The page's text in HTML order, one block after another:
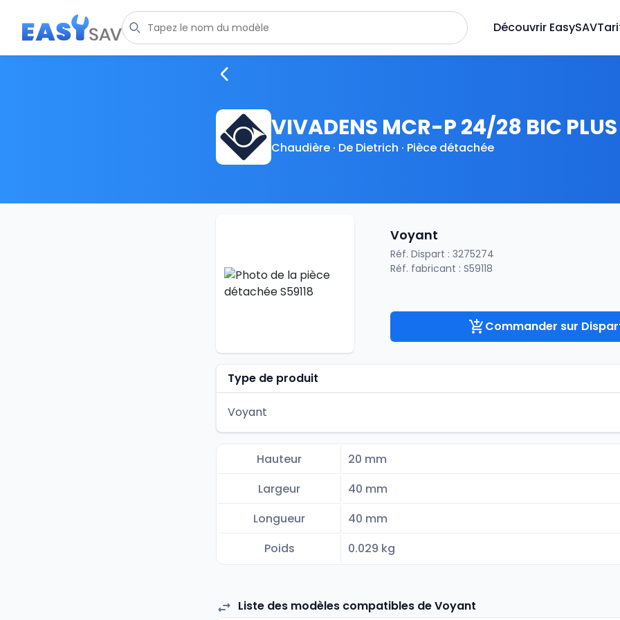
Découvrir EasySAV
VIVADENS MCR-P 24/28 BIC PLUS
Chaudière · De Dietrich · Pièce détachée
Voyant
Réf. Dispart : 3275274
Réf. fabricant : S59118
Commander sur
Type de produit
Voyant
Hauteur
20 mm
Largeur
40 mm
Longueur
40 mm
Poids
0.029 kg
Liste des modèles compatibles de Voyant